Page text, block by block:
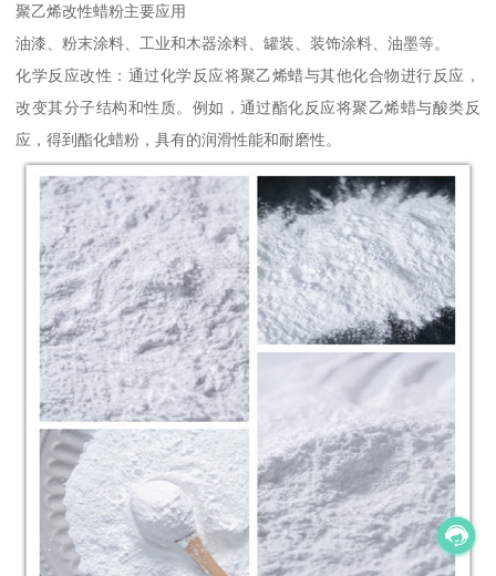
聚乙烯改性蜡粉主要应用
油漆、粉末涂料、工业和木器涂料、罐装、装饰涂料、油墨等。
化学反应改性：通过化学反应将聚乙烯蜡与其他化合物进行反应，
改变其分子结构和性质。例如，通过酯化反应将聚乙烯蜡与酸类反
应，得到酯化蜡粉，具有的润滑性能和耐磨性。